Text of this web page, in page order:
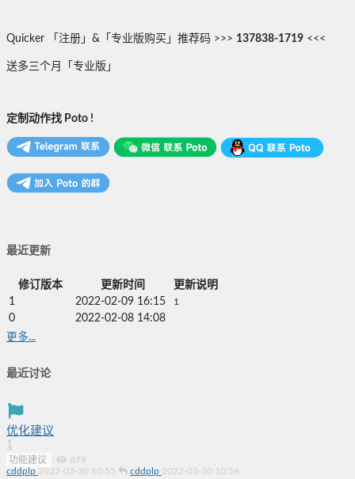
Quicker 「注册」&「专业版购买」推荐码 >>> 137838-1719 <<<
送多三个月「专业版」
定制动作找 Poto !
最近更新
修订版本 更新时间
更新说明
1
2022-02-09 16:15 1
0
2022-02-08 14:08
更多...
最近讨论
优化建议
1
功能建议 ·
879
cddplp 2022-03-30 10:55 cddplp 2022-03-30 10:56